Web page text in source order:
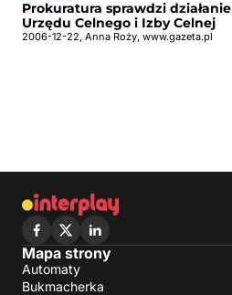
Prokuratura sprawdzi działanie
Urzędu Celnego i Izby Celnej
2006-12-22, Anna Roży, www.gazeta.pl
Mapa strony
Automaty
Bukmacherka